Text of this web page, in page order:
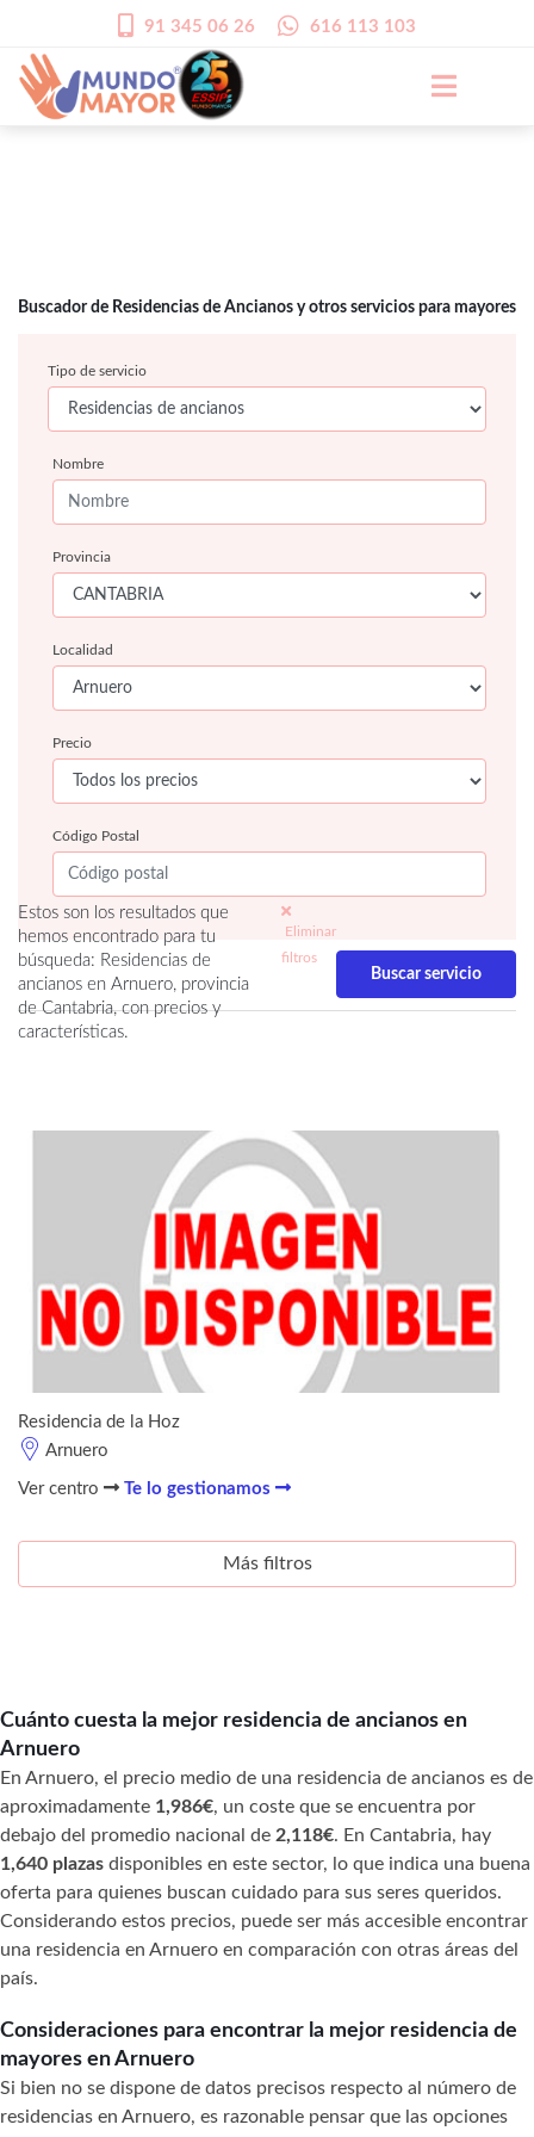
91 345 06 26 616 113 103
Buscador de Residencias de Ancianos y otros servicios para mayores
Tipo de servicio
Nombre
Provincia
Localidad
Precio
Código Postal
Estos son los resultados que
hemos encontrado para tu
búsqueda: Residencias de
ancianos en Arnuero, provincia
de Cantabria, con precios y
características.
Eliminar
filtros
Residencia de la Hoz
Arnuero
Ver centro Te lo gestionamos
Más filtros
Cuánto cuesta la mejor residencia de ancianos en
Arnuero
En Arnuero, el precio medio de una residencia de ancianos es de
aproximadamente 1,986€, un coste que se encuentra por
debajo del promedio nacional de 2,118€. En Cantabria, hay
1,640 plazas disponibles en este sector, lo que indica una buena
oferta para quienes buscan cuidado para sus seres queridos.
Considerando estos precios, puede ser más accesible encontrar
una residencia en Arnuero en comparación con otras áreas del
país.
Consideraciones para encontrar la mejor residencia de
mayores en Arnuero
Si bien no se dispone de datos precisos respecto al número de
residencias en Arnuero, es razonable pensar que las opciones